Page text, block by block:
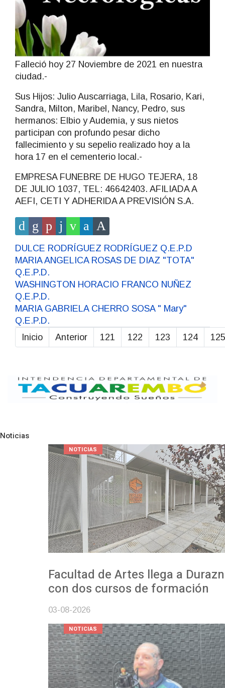
Falleció hoy 27 Noviembre de 2021 en nuestra
ciudad.-
Sus Hijos: Julio Auscarriaga, Lila, Rosario, Kari,
Sandra, Milton, Maribel, Nancy, Pedro, sus
hermanos: Elbio y Audemia, y sus nietos
participan con profundo pesar dicho
fallecimiento y su sepelio realizado hoy a la
hora 17 en el cementerio local.-
EMPRESA FUNEBRE DE HUGO TEJERA, 18
DE JULIO 1037, TEL: 46642403. AFILIADA A
AEFI, CETI Y ADHERIDA A PREVISIÓN S.A.
DULCE RODRÍGUEZ RODRÍGUEZ Q.E.P.D
MARIA ANGELICA ROSAS DE DIAZ "TOTA"
Q.E.P.D.
WASHINGTON HORACIO FRANCO NUÑEZ
Q.E.P.D.
MARIA GABRIELA CHERRO SOSA " Mary"
Q.E.P.D.
Página 126 de 211
Inicio Anterior 121 122 123 124 125
Noticias
Facultad de Artes llega a Durazno
con dos cursos de formación
03-08-2026
NOTICIAS
NOTICIAS